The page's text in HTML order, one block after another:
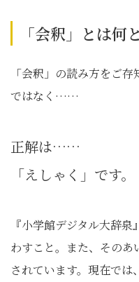
「会釈」とは何
「会釈」の読み方をご
ではなく……
正解は……
「えしゃく」です。
『小学館デジタル大辞
わすこと。また、その
されています。現在で